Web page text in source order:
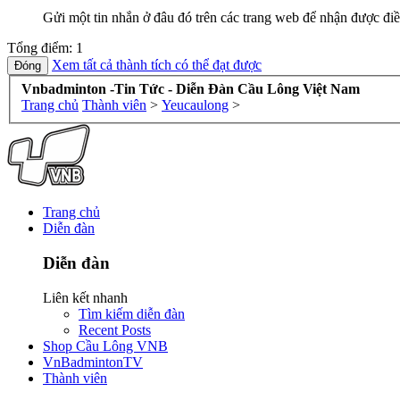
Gửi một tin nhắn ở đâu đó trên các trang web để nhận được
Tổng điểm: 1
Xem tất cả thành tích có thể đạt được
Vnbadminton -Tin Tức - Diễn Đàn Cầu Lông Việt Nam
Trang chủ Thành viên > Yeucaulong >
Trang chủ
Diễn đàn
Diễn đàn
Liên kết nhanh
Tìm kiếm diễn đàn
Recent Posts
Shop Cầu Lông VNB
VnBadmintonTV
Thành viên